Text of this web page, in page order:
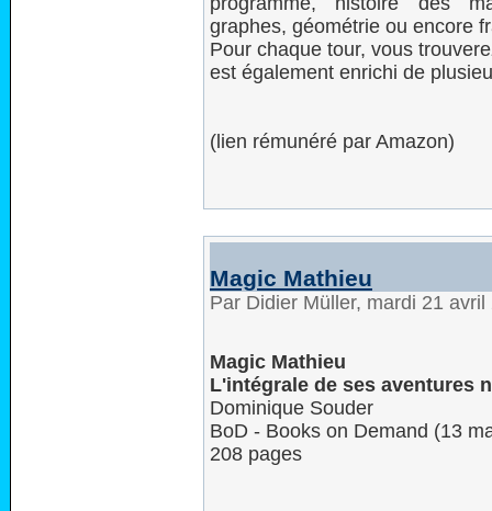
graphes, géométrie ou encore
Pour chaque tour, vous
est également enrichi de
(lien rémunéré par Amazon)
Magic Mathieu
Par Didier Müller, mardi 21
Magic Mathieu
L'intégrale de ses aventures
Dominique Souder
BoD - Books on Demand (13
208 pages